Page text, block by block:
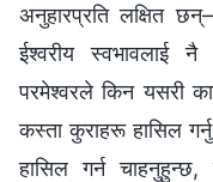
अनुहारप्रति लक्षित
ईश्‍वरीय स्वभावलाई
परमेश्‍वरले किन यसरी
कस्ता कुराहरू हासिल
हासिल गर्न चाहनुहुन्छ,